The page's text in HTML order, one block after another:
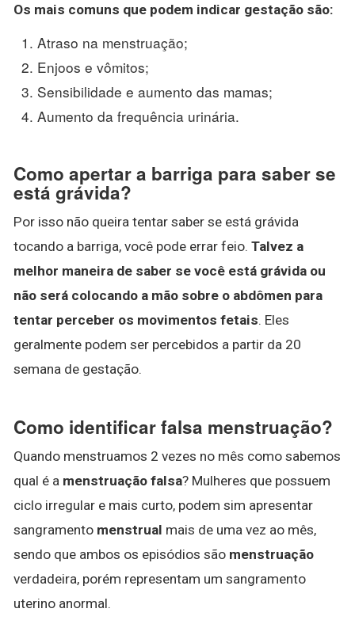
Os mais comuns que podem indicar gestação são:
Atraso na menstruação;
Enjoos e vômitos;
Sensibilidade e aumento das mamas;
Aumento da frequência urinária.
Como apertar a barriga para saber se
está grávida?
Por isso não queira tentar saber se está grávida
tocando a barriga, você pode errar feio. Talvez a
melhor maneira de saber se você está grávida ou
não será colocando a mão sobre o abdômen para
tentar perceber os movimentos fetais. Eles
geralmente podem ser percebidos a partir da 20
semana de gestação.
Como identificar falsa menstruação?
Quando menstruamos 2 vezes no mês como sabemos
qual é a menstruação falsa? Mulheres que possuem
ciclo irregular e mais curto, podem sim apresentar
sangramento menstrual mais de uma vez ao mês,
sendo que ambos os episódios são menstruação
verdadeira, porém representam um sangramento
uterino anormal.